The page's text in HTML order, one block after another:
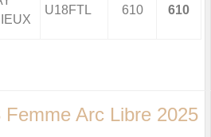
U18FTL 610 610
Arc Libre 2025